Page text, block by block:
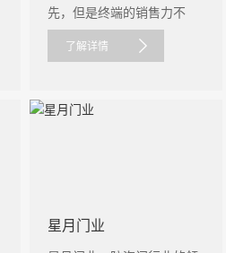
先，但是终端的销售力不
足，面临竞品......
了解详情
星月门业